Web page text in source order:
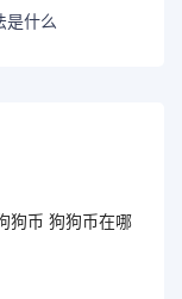
是什么
狗币 狗狗币在哪